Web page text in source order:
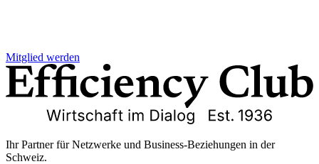
Mitglied werden
Ihr Partner für Netzwerke und Business-Beziehungen in der
Schweiz.